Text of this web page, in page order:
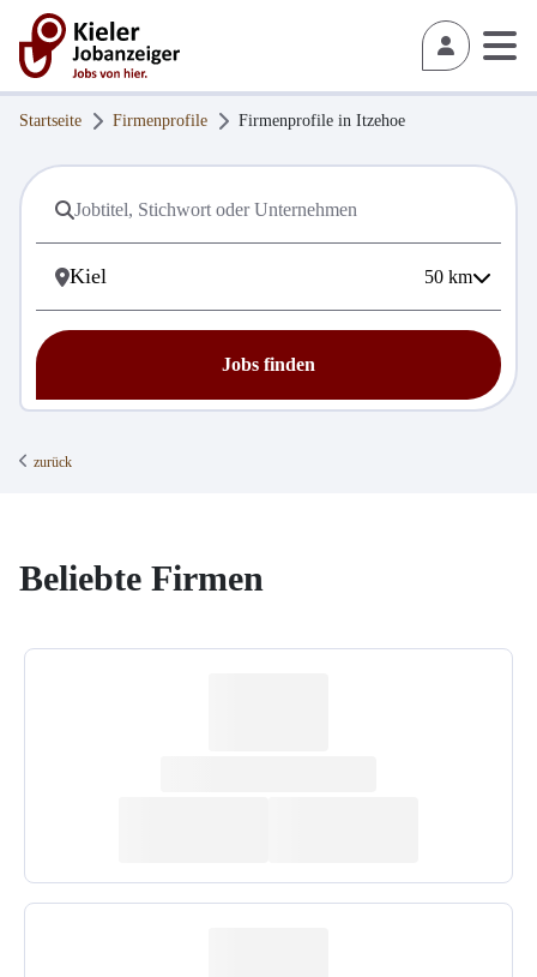
Startseite Firmenprofile Firmenprofile in Itzehoe
50 km
Jobs finden
zurück
Beliebte Firmen